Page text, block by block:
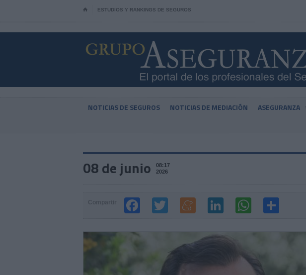
⌂ ESTUDIOS Y RANKINGS DE SEGUROS
NOTICIAS DE SEGUROS NOTICIAS DE MEDIACIÓN ASEGURANZA
08 de junio
08:17
2026